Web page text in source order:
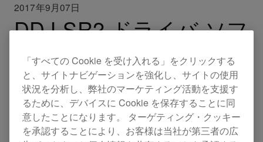
2017年9月07日
DDJ-SR2 ドライバ ソフ
トウェアリリース
Updates DDJ-SR2
ドライバソフトウェア
「すべての Cookie を受け入れる」をクリックする
と、サイトナビゲーションを強化し、サイトの使用
状況を分析し、弊社のマーケティング活動を支援す
るために、デバイスに Cookie を保存することに同
意したことになります。 ターゲティング・クッキー
を承認することにより、お客様は当社が第三者の広